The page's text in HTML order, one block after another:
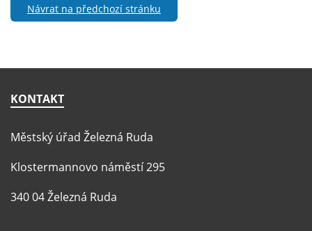
Návrat na předchozí stránku
KONTAKT
Městský úřad Železná Ruda
Klostermannovo náměstí 295
340 04 Železná Ruda